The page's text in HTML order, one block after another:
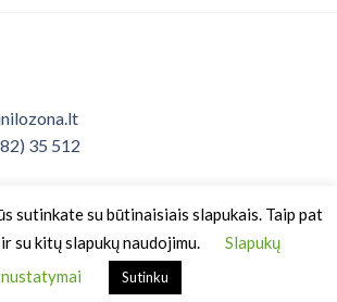
35 512
saugomas nuo 2026 ©
sutinkate su būtinaisiais slapukais. Taip pat
su kitų slapukų naudojimu.
Slapukų
nustatymai
Sutinku